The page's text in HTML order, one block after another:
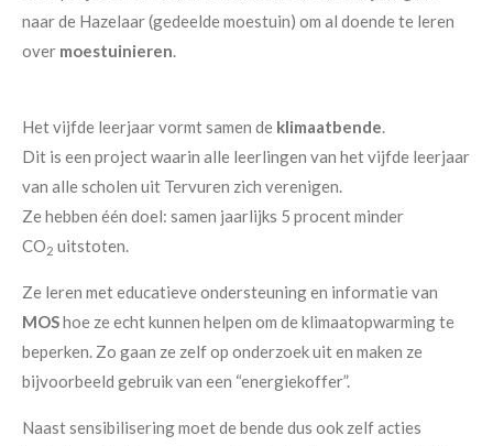
naar de Hazelaar (gedeelde moestuin) om al doende te leren
over moestuinieren.
Het vijfde leerjaar vormt samen de klimaatbende.
Dit is een project waarin alle leerlingen van het vijfde leerjaar
van alle scholen uit Tervuren zich verenigen.
Ze hebben één doel: samen jaarlijks 5 procent minder
CO2 uitstoten.
Ze leren met educatieve ondersteuning en informatie van
MOShoe ze echt kunnen helpen om de klimaatopwarming te
beperken. Zo gaan ze zelf op onderzoek uit en maken ze
bijvoorbeeld gebruik van een “energiekoffer”.
Naast sensibilisering moet de bende dus ook zelf acties